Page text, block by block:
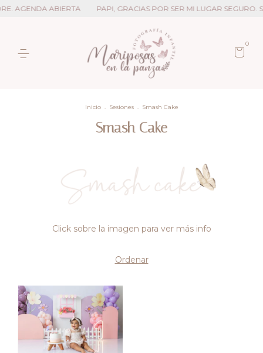
AGENDA ABIERTA PAPI, GRACIAS POR SER MI LUGAR SEGURO.
0
Inicio . Sesiones . Smash Cake
Smash Cake
Click sobre la imagen para ver más info
Ordenar